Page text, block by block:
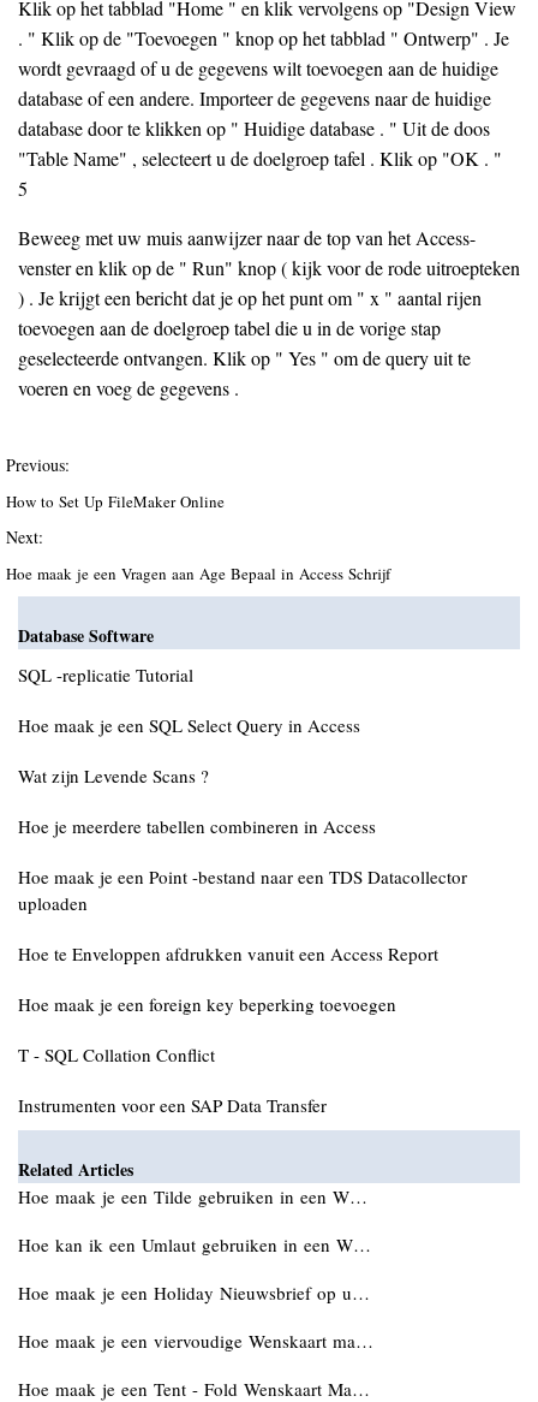
Klik op het tabblad "Home " en klik vervolgens op "Design View
. " Klik op de "Toevoegen " knop op het tabblad " Ontwerp" . Je
wordt gevraagd of u de gegevens wilt toevoegen aan de huidige
database of een andere. Importeer de gegevens naar de huidige
database door te klikken op " Huidige database . " Uit de doos
"Table Name" , selecteert u de doelgroep tafel . Klik op "OK . "
5
Beweeg met uw muis aanwijzer naar de top van het Access-
venster en klik op de " Run" knop ( kijk voor de rode uitroepteken
) . Je krijgt een bericht dat je op het punt om " x " aantal rijen
toevoegen aan de doelgroep tabel die u in de vorige stap
geselecteerde ontvangen. Klik op " Yes " om de query uit te
voeren en voeg de gegevens .
Previous:
How to Set Up FileMaker Online
Next:
Hoe maak je een Vragen aan Age Bepaal in Access Schrijf
Database Software
SQL -replicatie Tutorial
Hoe maak je een SQL Select Query in Access
Wat zijn Levende Scans ?
Hoe je meerdere tabellen combineren in Access
Hoe maak je een Point -bestand naar een TDS Datacollector
uploaden
Hoe te Enveloppen afdrukken vanuit een Access Report
Hoe maak je een foreign key beperking toevoegen
T - SQL Collation Conflict
Instrumenten voor een SAP Data Transfer
Related Articles
Hoe maak je een Tilde gebruiken in een W…
Hoe kan ik een Umlaut gebruiken in een W…
Hoe maak je een Holiday Nieuwsbrief op u…
Hoe maak je een viervoudige Wenskaart ma…
Hoe maak je een Tent - Fold Wenskaart Ma…